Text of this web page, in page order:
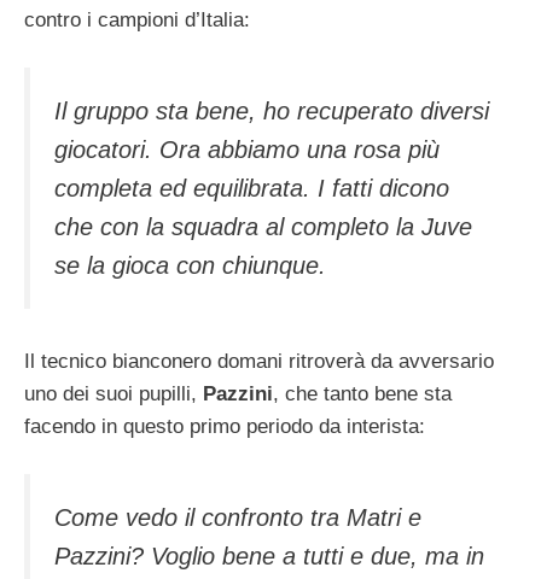
contro i campioni d’Italia:
Il gruppo sta bene, ho recuperato diversi
giocatori. Ora abbiamo una rosa più
completa ed equilibrata. I fatti dicono
che con la squadra al completo la Juve
se la gioca con chiunque.
Il tecnico bianconero domani ritroverà da avversario
uno dei suoi pupilli, Pazzini, che tanto bene sta
facendo in questo primo periodo da interista:
Come vedo il confronto tra Matri e
Pazzini? Voglio bene a tutti e due, ma in